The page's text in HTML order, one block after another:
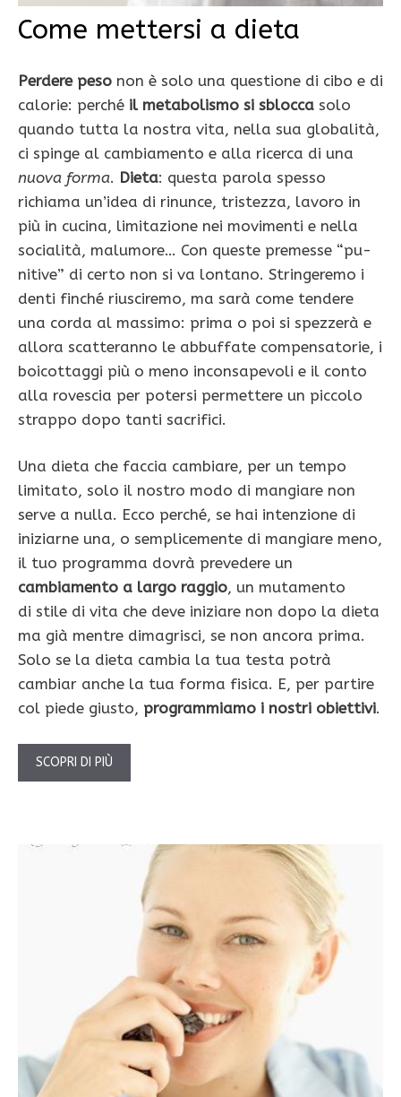
Come mettersi a dieta
Perdere peso non è solo una questione di cibo e di
calorie: perché il metabolismo si sblocca solo
quando tutta la nostra vita, nella sua globalità,
ci spinge al cambiamento e alla ricerca di una
nuova forma. Dieta: questa parola spesso
richiama un’idea di rinunce, tristezza, lavoro in
più in cucina, limitazione nei movimenti e nella
socialità, malumore… Con queste premesse “pu­
nitive” di certo non si va lontano. Stringeremo i
denti finché riusciremo, ma sarà come tendere
una corda al massimo: prima o poi si spezzerà e
allora scatteranno le abbuffate compensatorie, i
boicottaggi più o meno inconsapevoli e il conto
alla rovescia per potersi permettere un piccolo
strappo dopo tanti sacrifici.
Una dieta che faccia cambiare, per un tempo
limitato, solo il nostro modo di mangiare non
serve a nulla. Ecco perché, se hai intenzione di
iniziarne una, o semplicemente di mangiare meno,
il tuo programma dovrà prevedere un
cambiamento a largo raggio, un mutamento
di stile di vita che deve iniziare non dopo la dieta
ma già mentre dimagrisci, se non ancora prima.
Solo se la dieta cambia la tua testa potrà
cambiar anche la tua forma fisica. E, per partire
col piede giusto, programmiamo i nostri obiettivi.
SCOPRI DI PIÙ